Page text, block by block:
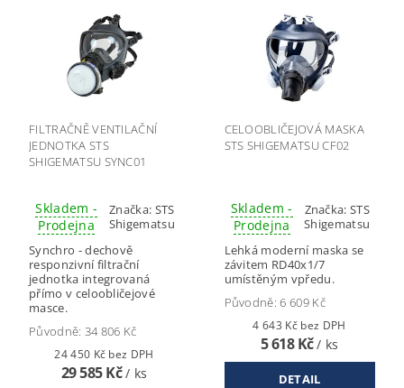
FILTRAČNĚ VENTILAČNÍ
JEDNOTKA STS
SHIGEMATSU SYNC01
Skladem -
Prodejna
Značka: STS
Shigematsu
Synchro - dechově
responzivní filtrační
jednotka integrovaná
přímo v celoobličejové
masce.
Původně: 34 806 Kč
24 450 Kč bez DPH
29 585 Kč/ ks
CELOOBLIČEJOVÁ MASKA
STS SHIGEMATSU CF02
Skladem -
Prodejna
Značka:STS
Shigematsu
Lehká moderní maska se
závitem RD40x1/7
umístěným vpředu.
Původně:6 609 Kč
4 643 Kč bez DPH
5 618 Kč/ ks
DETAIL